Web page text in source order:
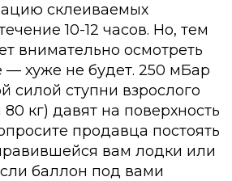
склеиваемых
10-12 часов. Но, тем
внимательно осмотреть
хуже не будет. 250 мБар
силой ступни взрослого
кг) давят на поверхность
продавца постоять
вам лодки или
баллон под вами